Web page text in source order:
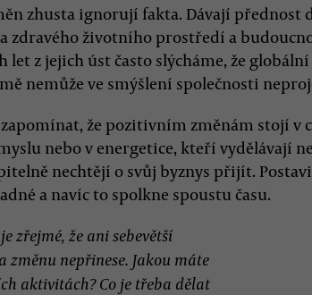
zhusta ignorují fakta. Dávají přednost
zdravého životního prostředí a
let z jejich úst často slýcháme, že
nemůže ve smýšlení společnosti
že pozitivním změnám stojí v
nebo v energetice, kteří vydělávají
nechtějí o svůj byznys přijít.
a navíc to spolkne spoustu času.
zřejmé, že ani sebevětší
změnu nepřinese. Jakou máte
aktivitách? Co je třeba dělat